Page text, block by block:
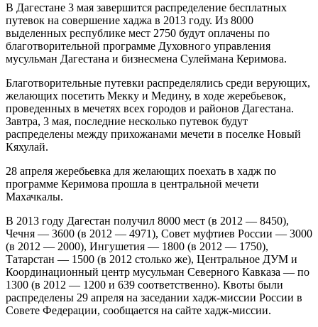
В Дагестане 3 мая завершится распределение бесплатных
путевок на совершение хаджа в 2013 году. Из 8000
выделенных республике мест 2750 будут оплачены по
благотворительной программе Духовного управления
мусульман Дагестана и бизнесмена Сулеймана Керимова.
Благотворительные путевки распределялись среди верующих,
желающих посетить Мекку и Медину, в ходе жеребьевок,
проведенных в мечетях всех городов и районов Дагестана.
Завтра, 3 мая, последние несколько путевок будут
распределены между прихожанами мечети в поселке Новый
Кяхулай.
28 апреля жеребьевка для желающих поехать в хадж по
программе Керимова прошла в центральной мечети
Махачкалы.
В 2013 году Дагестан получил 8000 мест (в 2012 — 8450),
Чечня — 3600 (в 2012 — 4971), Совет муфтиев России — 3000
(в 2012 — 2000), Ингушетия — 1800 (в 2012 — 1750),
Татарстан — 1500 (в 2012 столько же), Центральное ДУМ и
Координационный центр мусульман Северного Кавказа — по
1300 (в 2012 — 1200 и 639 соответственно). Квоты были
распределены 29 апреля на заседании хадж-миссии России в
Совете Федерации, сообщается на сайте хадж-миссии.